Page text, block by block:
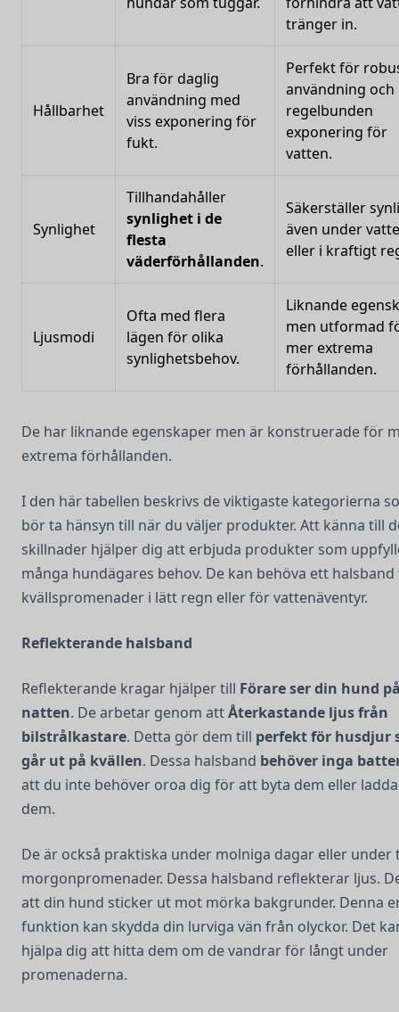
tränger in.
Hållbarhet
Bra för daglig
användning med
viss exponering för
fukt.
Perfekt för
användning och
regelbunden
exponering för
vatten.
Synlighet
Tillhandahåller
synlighet i de
flesta
väderförhållanden.
Säkerställer
även under
eller i kraftigt
Ljusmodi
Ofta med flera
lägen för olika
synlighetsbehov.
Liknande
men utformad
mer extrema
förhållanden.
De har liknande egenskaper men är konstruerade för
extrema förhållanden.
I den här tabellen beskrivs de viktigaste kategorierna
bör ta hänsyn till när du väljer produkter. Att känna till
skillnader hjälper dig att erbjuda produkter som
många hundägares behov. De kan behöva ett
kvällspromenader i lätt regn eller för vattenäventyr.
Reflekterande halsband
Reflekterande kragar hjälper till Förare ser din hund
natten. De arbetar genom attÅterkastande ljus från
bilstrålkastare. Detta gör dem till perfekt för husdjur
går ut på kvällen. Dessa halsband behöver inga
att du inte behöver oroa dig för att byta dem eller
dem.
De är också praktiska under molniga dagar eller under
morgonpromenader. Dessa halsband reflekterar ljus.
att din hund sticker ut mot mörka bakgrunder. Denna
funktion kan skydda din lurviga vän från olyckor. Det
hjälpa dig att hitta dem om de vandrar för långt under
promenaderna.